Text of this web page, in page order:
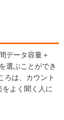
データ容量＋
選ぶことができ
ろは、カウント
よく聞く人に